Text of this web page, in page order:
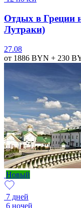
Отдых в Греции
Лутраки)
27.08
от 1886 BYN + 230
Новый
7 дней
6 ночей